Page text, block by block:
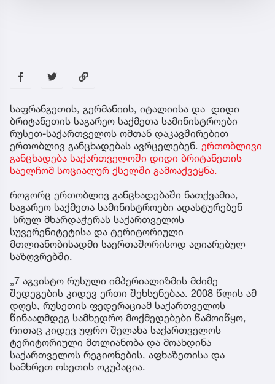
საფრანგეთის, გერმანიის, იტალიისა და დიდი
ბრიტანეთის საგარეო საქმეთა სამინისტროები
რუსეთ-საქართველოს ომთან დაკავშირებით
ერთობლივ განცხადებას ავრცელებენ. ერთობლივი
განცხადება საქართველოში დიდი ბრიტანეთის
საელჩომ სოციალურ ქსელში გამოაქვეყნა.
როგორც ერთობლივ განცხადებაში ნათქვამია,
საგარეო საქმეთა სამინისტროები ადასტურებენ
სრულ მხარდაჭერას საქართველოს
სუვერენიტეტისა და ტერიტორიული
მთლიანობისადმი საერთაშორისოდ აღიარებულ
საზღვრებში.
„7 აგვისტო რუსული იმპერიალიზმის მძიმე
შედეგების კიდევ ერთი შეხსენებაა. 2008 წლის ამ
დღეს, რუსეთის ფედერაციამ საქართველოს
წინააღმდეგ სამხედრო მოქმედებები წამოიწყო,
რითაც კიდევ უფრო შელახა საქართველოს
ტერიტორიული მთლიანობა და მოახდინა
საქართველოს რეგიონების, აფხაზეთისა და
სამხრეთ ოსეთის ოკუპაცია.